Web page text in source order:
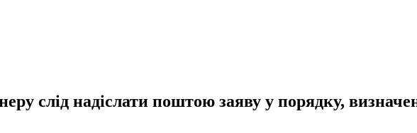
слід надіслати поштою заяву у порядку,